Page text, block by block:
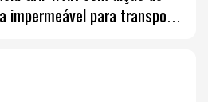
impermeável para transporte